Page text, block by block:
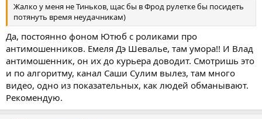
Жалко у меня не Тиньков, щас бы в Фрод рулетке бы посидеть
потянуть время неудачникам)
Да, постоянно фоном Ютюб с роликами про
антимошенников. Емеля Дэ Шевалье, там умора!! И Влад
антимошенник, он их до курьера доводит. Смотришь это
и по алгоритму, канал Саши Сулим вылез, там много
видео, одно из показательных, как людей обманывают.
Рекомендую.